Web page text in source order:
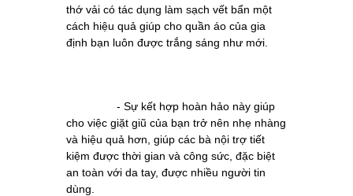
thớ vải có tác dụng làm sạch vết bẩn một
cách hiệu quả giúp cho quần áo của gia
định bạn luôn được trắng sáng như mới.
- Sự kết hợp hoàn hảo này giúp
cho việc giặt giũ của bạn trở nên nhẹ nhàng
và hiệu quả hơn, giúp các bà nội trợ tiết
kiệm được thời gian và công sức, đặc biệt
an toàn với da tay, được nhiều người tin
dùng.